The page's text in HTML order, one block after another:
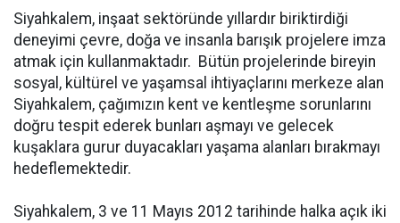
Siyahkalem, inşaat sektöründe yıllardır biriktirdiği
deneyimi çevre, doğa ve insanla barışık projelere imza
atmak için kullanmaktadır. Bütün projelerinde bireyin
sosyal, kültürel ve yaşamsal ihtiyaçlarını merkeze alan
Siyahkalem, çağımızın kent ve kentleşme sorunlarını
doğru tespit ederek bunları aşmayı ve gelecek
kuşaklara gurur duyacakları yaşama alanları bırakmayı
hedeflemektedir.
Siyahkalem, 3 ve 11 Mayıs 2012 tarihinde halka açık iki